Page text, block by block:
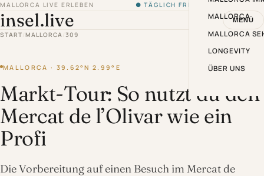
MALLORCA LIVE ERLEBEN ● TÄGLICH FRISCH VON DER INSEL
insel.live MENÜ
MALLORCA
MALLORCA
LONGEVITY
ÜBER UNS
START /MALLORCA /309
MALLORCA · 39.62°N 2.99°E
Markt-Tour: So nutzt du den
Mercat de l’Olivar wie ein
Profi
Die Vorbereitung auf einen Besuch im Mercat de